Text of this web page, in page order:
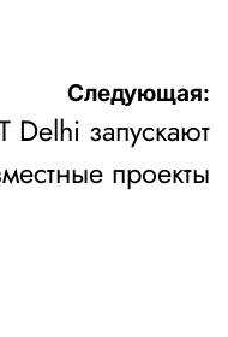
Следующая:
запускают
проекты